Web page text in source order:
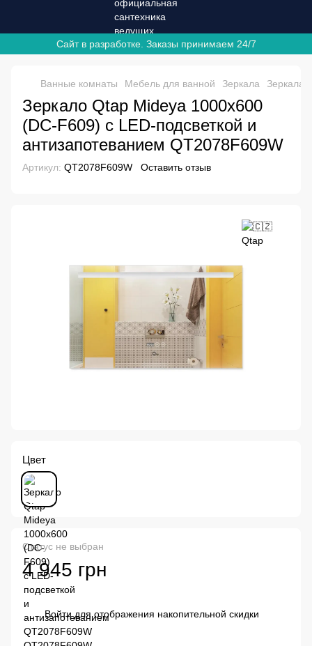
Сайт в разработке. Заказы принимаем 24/7
Ванные комнаты Мебель для ванной Зеркала
Зеркало Qtap Mideya 1000х600
(DC-F609) с LED-подсветкой и
антизапотеванием QT2078F609W
Артикул: QT2078F609W Оставить отзыв
Цвет
Статус не выбран
4 945 грн
Войтидля отображения накопительной скидки